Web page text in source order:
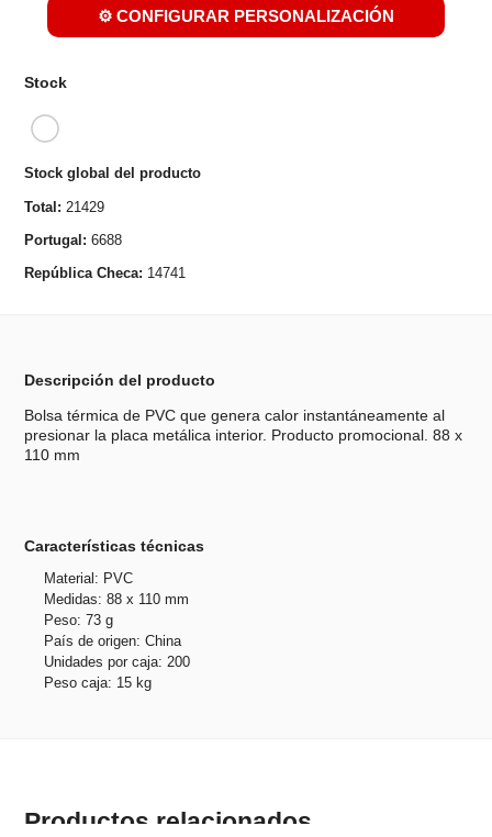
⚙️ CONFIGURAR PERSONALIZACIÓN
Stock
Stock global del producto
Total: 21429
Portugal: 6688
República Checa: 14741
Descripción del producto
Bolsa térmica de PVC que genera calor instantáneamente al
presionar la placa metálica interior. Producto promocional. 88 x
110 mm
Características técnicas
Material: PVC
Medidas: 88 x 110 mm
Peso: 73 g
País de origen: China
Unidades por caja: 200
Peso caja: 15 kg
Productos relacionados